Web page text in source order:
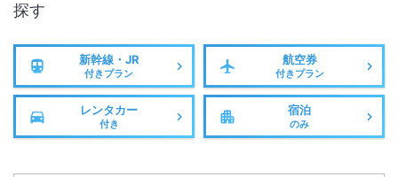
探す
新幹線・JR
付きプラン
航空券
付きプラン
レンタカー
付き
宿泊
のみ